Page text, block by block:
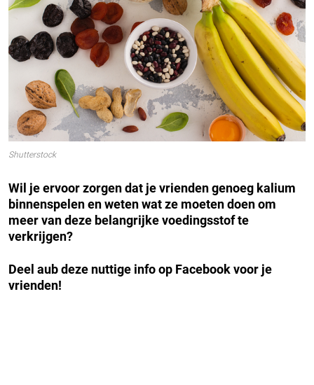
Shutterstock
Wil je ervoor zorgen dat je vrienden genoeg kalium
binnenspelen en weten wat ze moeten doen om
meer van deze belangrijke voedingsstof te
verkrijgen?
Deel aub deze nuttige info op Facebook voor je
vrienden!